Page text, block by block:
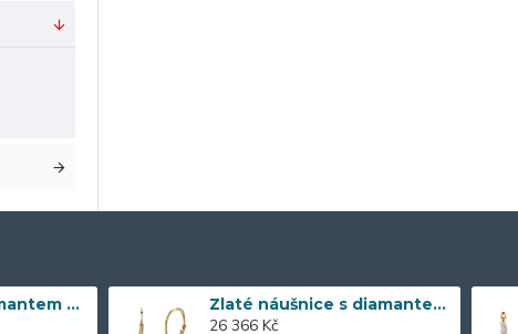
Zlatý prsten s diamantem 585/1000, 0,04 ct - 55118R013 Zlaté náušnice s diamantem 585/1000, 0,197 ct - 43855E016
26 366 Kč